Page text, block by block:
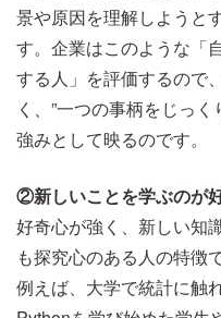
景や原因を理解しようと
す。企業はこのような「
する人」を評価するので
く、”一つの事柄をじっ
強みとして映るのです。
②新しいことを学ぶのが
好奇心が強く、新しい知
も探究心のある人の特徴で
例えば、大学で統計に触